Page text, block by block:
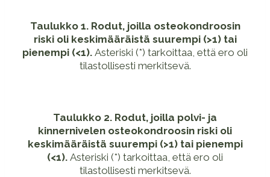
Taulukko 1. Rodut, joilla osteokondroosin
riski oli keskimääräistä suurempi (>1) tai
pienempi (<1). Asteriski (*) tarkoittaa, että ero oli
tilastollisesti merkitsevä.
Taulukko 2. Rodut, joilla polvi- ja
kinnernivelen osteokondroosin riski oli
keskimääräistä suurempi (>1) tai pienempi
(<1). Asteriski (*) tarkoittaa, että ero oli
tilastollisesti merkitsevä.